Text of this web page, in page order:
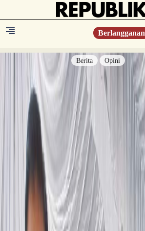
Berlangganan
Berita Opini
Berita
Islam Digest
Hikmah
Opini
Konsultasi Syariah
Resonansi